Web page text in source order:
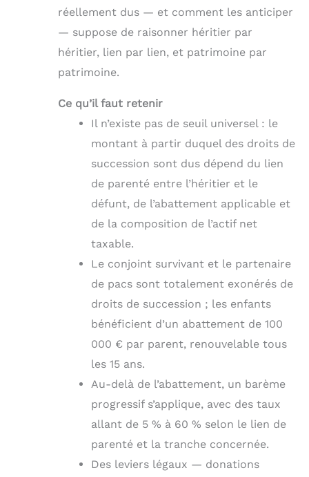
réellement dus — et comment les anticiper
— suppose de raisonner héritier par
héritier, lien par lien, et patrimoine par
patrimoine.
Ce qu’il faut retenir
Il n’existe pas de seuil universel : le
montant à partir duquel des droits de
succession sont dus dépend du lien
de parenté entre l’héritier et le
défunt, de l’abattement applicable et
de la composition de l’actif net
taxable.
Le conjoint survivant et le partenaire
de pacs sont totalement exonérés de
droits de succession ; les enfants
bénéficient d’un abattement de 100
000 € par parent, renouvelable tous
les 15 ans.
Au-delà de l’abattement, un barème
progressif s’applique, avec des taux
allant de 5 % à 60 % selon le lien de
parenté et la tranche concernée.
Des leviers légaux — donations